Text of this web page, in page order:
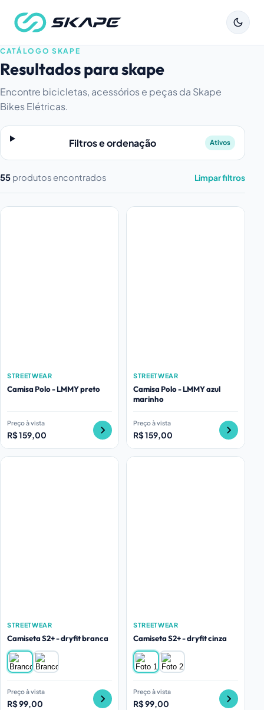
CATÁLOGO SKAPE
Resultados para skape
Encontre bicicletas, acessórios e peças da Skape
Bikes Elétricas.
Filtros e ordenação Ativos
55 produtos encontrados Limpar filtros
STREETWEAR
Camisa Polo - LMMY preto
Preço à vista
R$ 159,00
STREETWEAR
Camisa Polo - LMMY azul
marinho
Preço à vista
R$ 159,00
STREETWEAR
Camiseta S2+ - dryfit branca
Preço à vista
R$ 99,00
STREETWEAR
Camiseta S2+ - dryfit cinza
Preço à vista
R$ 99,00